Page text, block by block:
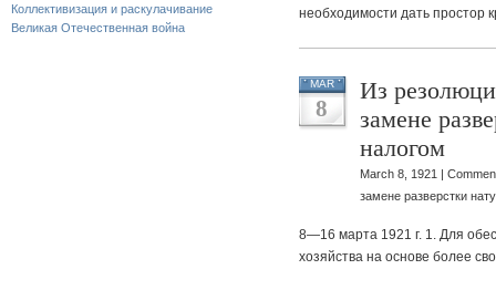
Коллективизация и раскулачивание
Великая Отечественная война
необходимости дать простор
MAR
8
Из
замене
налогом
March 8, 1921 |
замене разверстки
8—16 марта 1921 г. 1. Для
хозяйства на основе более